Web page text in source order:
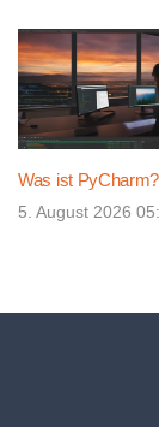
Was ist
5. August 2026